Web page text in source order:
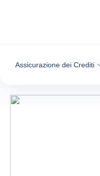
Assicurazione dei Crediti